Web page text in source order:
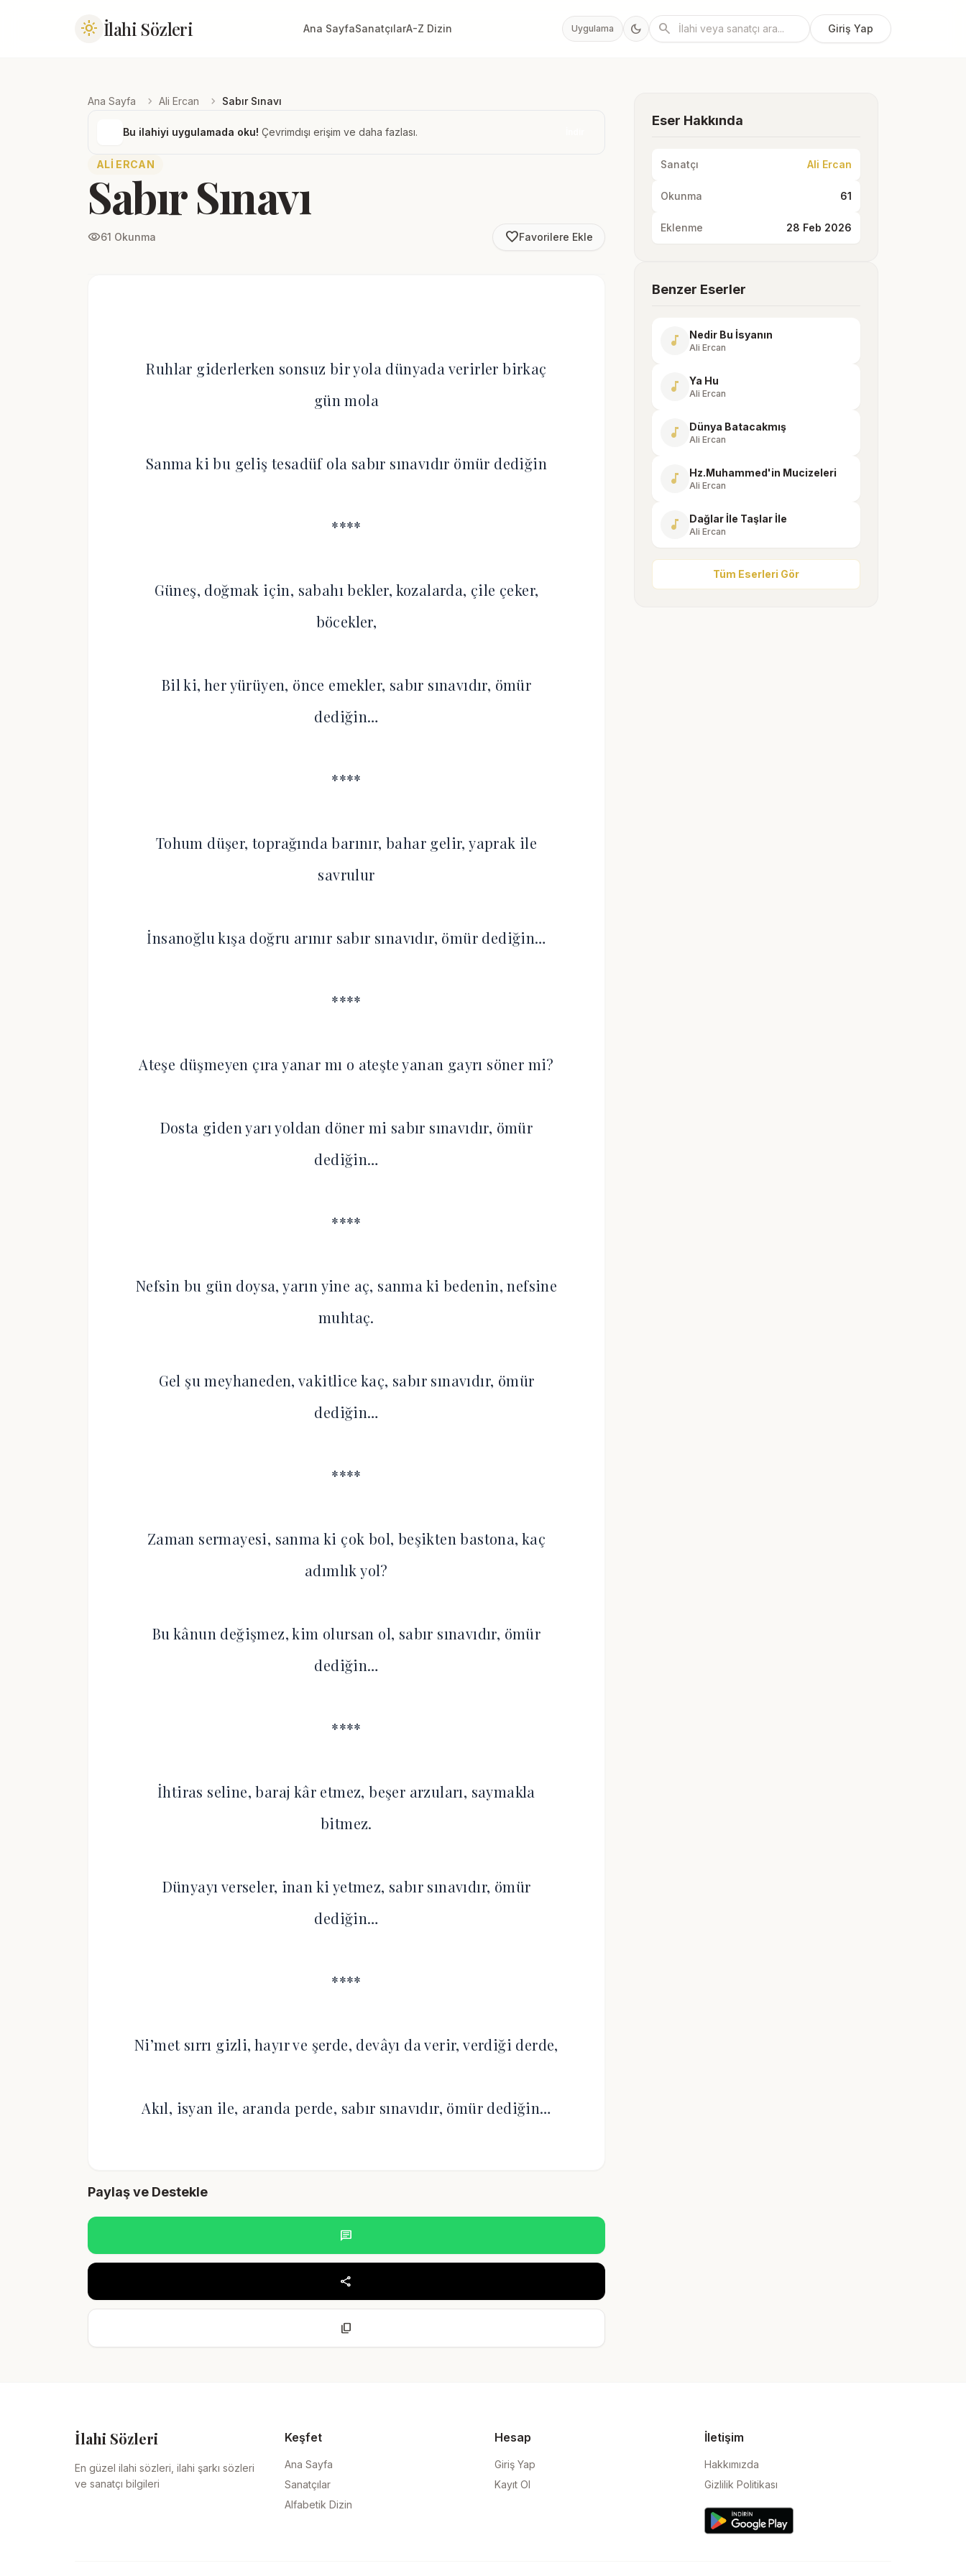
light_mode İlahi Sözleri Ana SayfaSanatçılarA-Z Dizin Uygulama dark_mode search Giriş Yap
Ana Sayfa chevron_right Ali Ercan chevron_right Sabır Sınavı
Bu ilahiyi uygulamada oku! Çevrimdışı erişim ve daha fazlası.
ALI ERCAN
Sabır Sınavı
visibility61 Okunma favorite_borderFavorilere Ekle
Ruhlar giderlerken sonsuz bir yola dünyada verirler birkaç
gün mola
Sanma ki bu geliş tesadüf ola sabır sınavıdır ömür dediğin
****
Güneş, doğmak için, sabahı bekler, kozalarda, çile çeker,
böcekler,
Bil ki, her yürüyen, önce emekler, sabır sınavıdır, ömür
dediğin…
****
Tohum düşer, toprağında barınır, bahar gelir, yaprak ile
savrulur
İnsanoğlu kışa doğru arınır sabır sınavıdır, ömür dediğin…
****
Ateşe düşmeyen çıra yanar mı o ateşte yanan gayrı söner mi?
Dosta giden yarı yoldan döner mi sabır sınavıdır, ömür
dediğin…
****
Nefsin bu gün doysa, yarın yine aç, sanma ki bedenin, nefsine
muhtaç.
Gel şu meyhaneden, vakitlice kaç, sabır sınavıdır, ömür
dediğin…
****
Zaman sermayesi, sanma ki çok bol, beşikten bastona, kaç
adımlık yol?
Bu kânun değişmez, kim olursan ol, sabır sınavıdır, ömür
dediğin…
****
İhtiras seline, baraj kâr etmez, beşer arzuları, saymakla
bitmez.
Dünyayı verseler, inan ki yetmez, sabır sınavıdır, ömür
dediğin…
****
Ni’met sırrı gizli, hayır ve şerde, devâyı da verir, verdiği derde,
Akıl, isyan ile, aranda perde, sabır sınavıdır, ömür dediğin…
Paylaş ve Destekle
chat
share
content_copy
Eser Hakkında
Sanatçı Ali Ercan
Okunma 61
Eklenme 28 Feb 2026
Benzer Eserler
music_note Nedir Bu İsyanın
Ali Ercan
music_note Ya Hu
Ali Ercan
music_note Dünya Batacakmış
Ali Ercan
music_note Hz.Muhammed'in Mucizeleri
Ali Ercan
music_note Dağlar İle Taşlar İle
Ali Ercan
Tüm Eserleri Gör
İlahi Sözleri
En güzel ilahi sözleri, ilahi şarkı sözleri
ve sanatçı bilgileri
Keşfet
Ana Sayfa
Sanatçılar
Alfabetik Dizin
Hesap
Giriş Yap
Kayıt Ol
İletişim
Hakkımızda
Gizlilik Politikası